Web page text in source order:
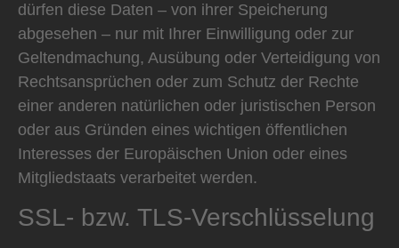
dürfen diese Daten – von ihrer Speicherung
abgesehen – nur mit Ihrer Einwilligung oder zur
Geltendmachung, Ausübung oder Verteidigung von
Rechtsansprüchen oder zum Schutz der Rechte
einer anderen natürlichen oder juristischen Person
oder aus Gründen eines wichtigen öffentlichen
Interesses der Europäischen Union oder eines
Mitgliedstaats verarbeitet werden.
SSL- bzw. TLS-Verschlüsselung